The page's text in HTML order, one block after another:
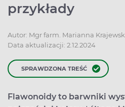
przykłady
Autor: Mgr farm. Marianna
Data aktualizacji: 2.12.2024
SPRAWDZONA TREŚĆ
Flawonoidy to barwniki